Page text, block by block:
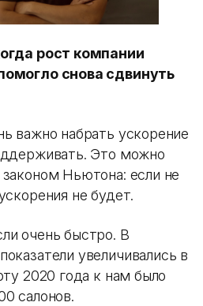
рост компании
снова сдвинуть
важно набрать ускорение
Это можно
Ньютона: если не
не будет.
очень быстро. В
увеличивались в
2020 года к нам было
салонов.